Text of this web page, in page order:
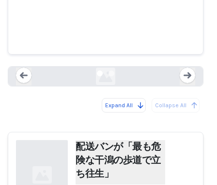
Expand All Collapse All
配送バンが「最も危
険な干潟の歩道で立
ち往生」